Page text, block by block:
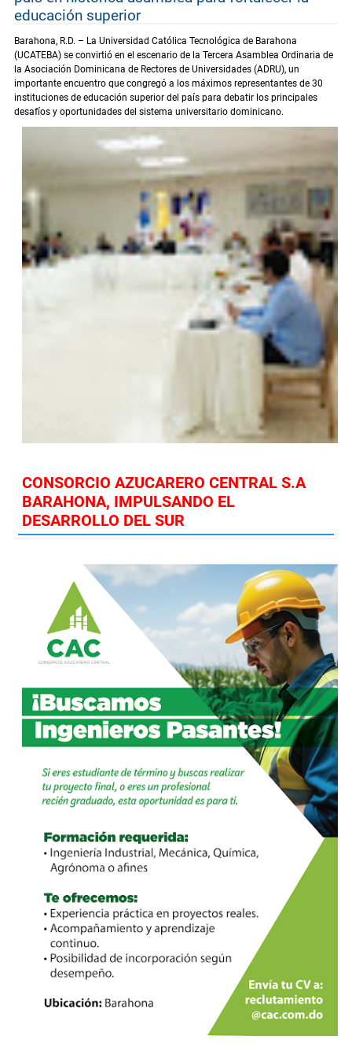
educación superior
Barahona, R.D. – La Universidad Católica Tecnológica de Barahona
(UCATEBA) se convirtió en el escenario de la Tercera Asamblea Ordinaria de
la Asociación Dominicana de Rectores de Universidades (ADRU), un
importante encuentro que congregó a los máximos representantes de 30
instituciones de educación superior del país para debatir los principales
desafíos y oportunidades del sistema universitario dominicano.
CONSORCIO AZUCARERO CENTRAL S.A
BARAHONA, IMPULSANDO EL
DESARROLLO DEL SUR